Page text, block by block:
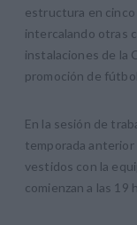
estructura en cinco
intercalando otras
instalaciones de la
promoción de
En la sesión de
temporada
vestidos con la
comienzan a las 19